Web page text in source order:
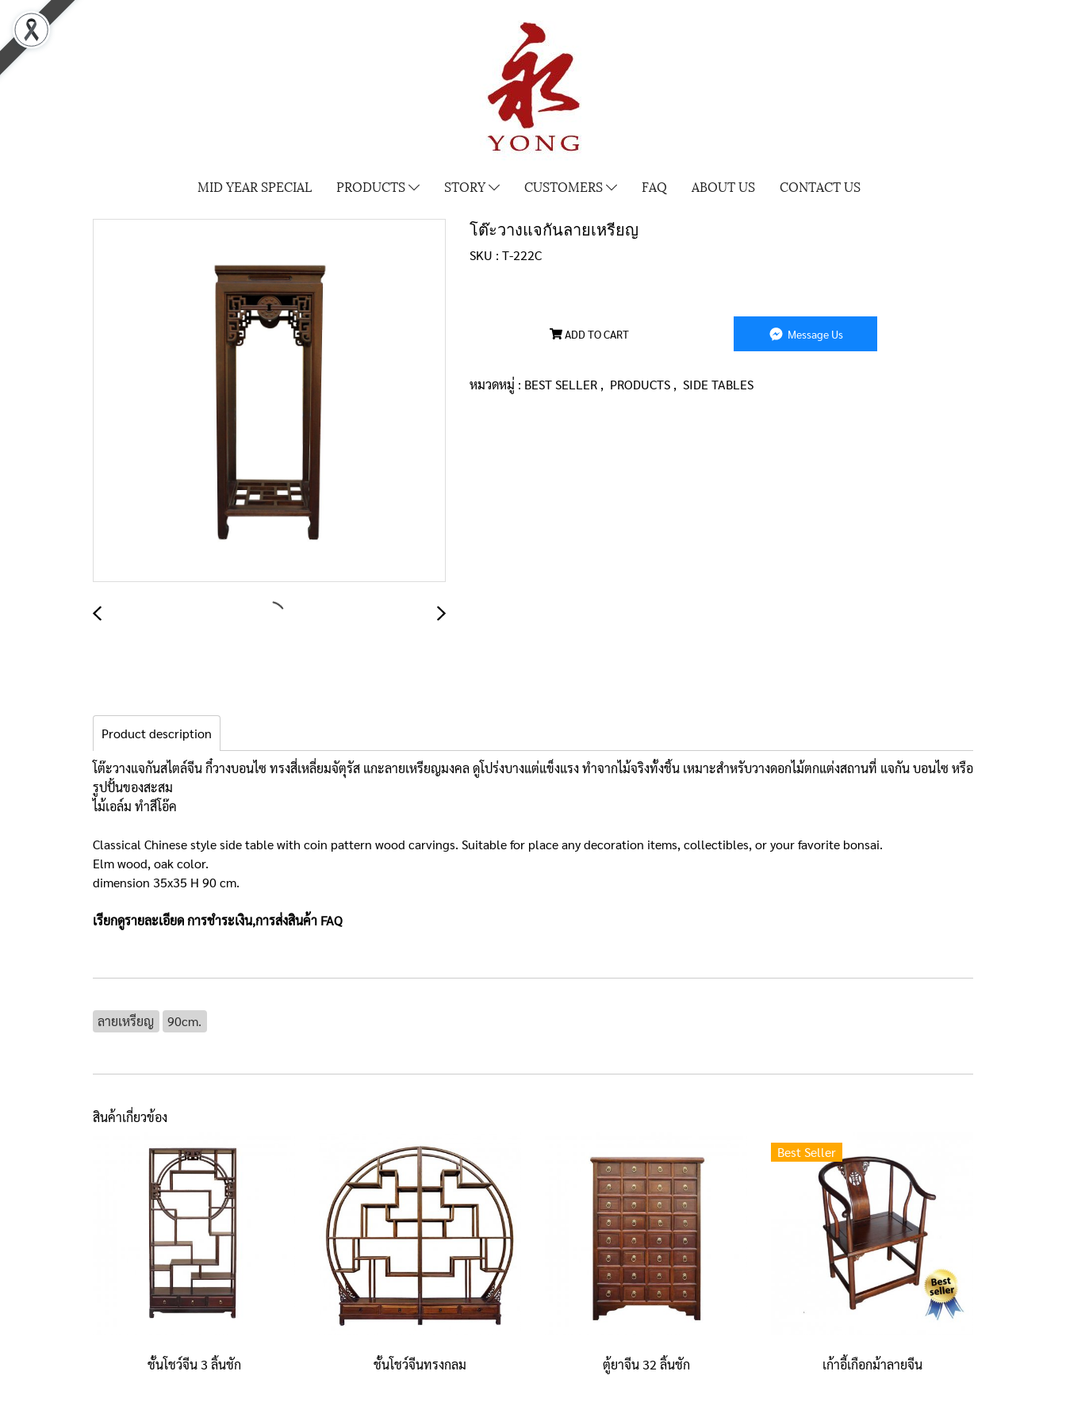
MID YEAR SPECIAL PRODUCTS STORY CUSTOMERS FAQ ABOUT US CONTACT US
โต๊ะวางแจกันลายเหรียญ
SKU : T-222C
ADD TO CART Message Us
หมวดหมู่ : BEST SELLER , PRODUCTS , SIDE TABLES
Product description
โต๊ะวางแจกันสไตล์จีน กี๋วางบอนไซ ทรงสี่เหลี่ยมจัตุรัส แกะลายเหรียญมงคล ดูโปร่งบางแต่แข็งแรง ทำจากไม้จริงทั้งชิ้น เหมาะสำหรับวางดอกไม้ตกแต่งสถานที่ แจกัน บอนไซ หรือ
รูปปั้นของสะสม
ไม้เอล์ม ทำสีโอ๊ค
Classical Chinese style side table with coin pattern wood carvings. Suitable for place any decoration items, collectibles, or your favorite bonsai.
Elm wood, oak color.
dimension 35x35 H 90 cm.
เรียกดูรายละเอียด การชำระเงิน,การส่งสินค้า FAQ
ลายเหรียญ 90cm.
สินค้าเกี่ยวข้อง
ชั้นโชว์จีน 3 ลิ้นชัก ชั้นโชว์จีนทรงกลม ตู้ยาจีน 32 ลิ้นชัก
Best Seller
เก้าอี้เกือกม้าลายจีน